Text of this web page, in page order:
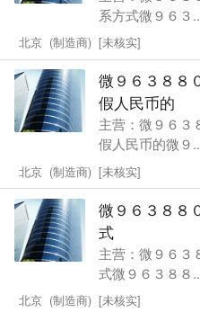
系方式微９６３
北京 (制造商) [未核实]
微９６３８８
假人民币的
主营：微９６３
假人民币的微９
北京 (制造商) [未核实]
微９６３８８
式
主营：微９６３
式微９６３８８
北京 (制造商) [未核实]